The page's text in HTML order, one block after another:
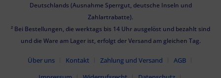
Deutschlands (Ausnahme Sperrgut, deutsche Inseln und
Zahlartrabatte).
² Bei Bestellungen, die werktags bis 14 Uhr ausgelöst und bezahlt sind
und die Ware am Lager ist, erfolgt der Versand am gleichen Tag.
Über uns Kontakt Zahlung und Versand
AGB